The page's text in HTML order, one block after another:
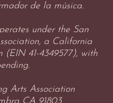
de la música.
under the San
a California
(EIN 41-4349577), with
Arts Association
CA 91803